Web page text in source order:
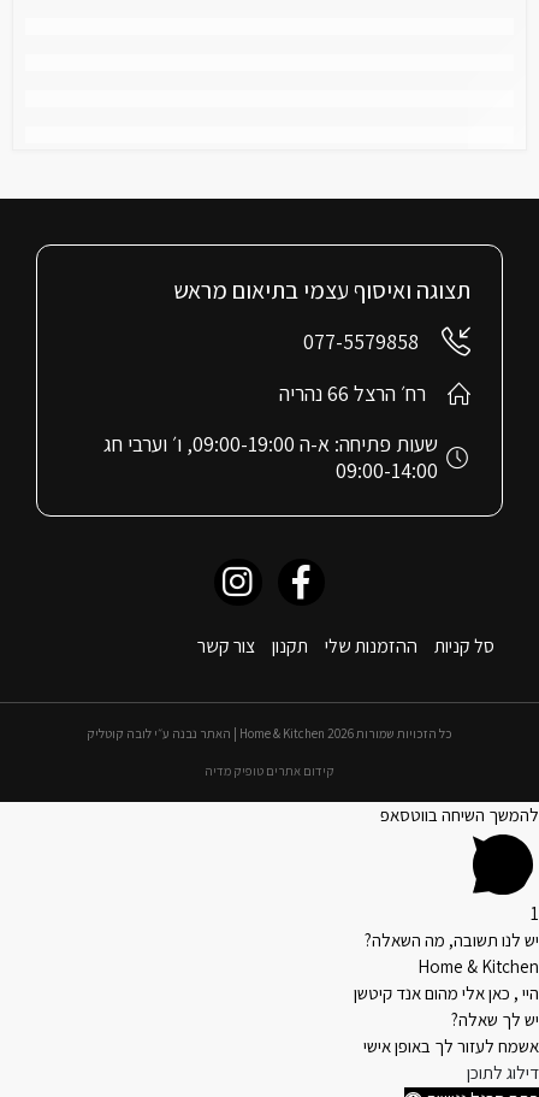
סל קניות ההזמנות שלי תקנון צור קשר
תצוגה ואיסוף עצמי בתיאום מראש
077-5579858
רח׳ הרצל 66 נהריה
שעות פתיחה: א-ה 09:00-19:00, ו׳ וערבי חג
09:00-14:00
כל הזכויות שמורות 2026 Home & Kitchen | האתר נבנה ע״י לובה קוטליק
קידום אתרים טופיק מדיה
להמשך השיחה בווטסאפ
1
יש לנו תשובה, מה השאלה?
Home & Kitchen
היי , כאן אלי מהום אנד קיטשן
יש לך שאלה?
אשמח לעזור לך באופן אישי
דילוג לתוכן